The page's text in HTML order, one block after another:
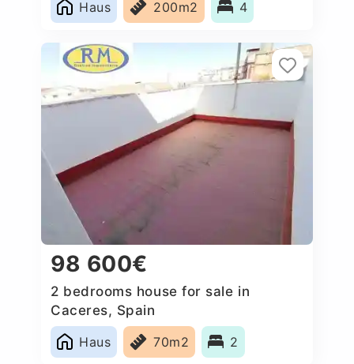
Haus 200m2 4
98 600€
2 bedrooms house for sale in
Caceres‎, Spain
Haus
70m2 2